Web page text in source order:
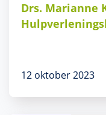
Drs. Marianne
12 oktober 2023